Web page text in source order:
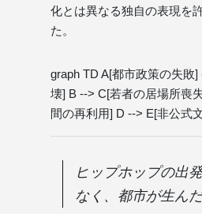
化とは異なる独自の表現を
た。
graph TD A[都市政策の失敗
壊] B --> C[若者の居場所喪
間の再利用] D --> E[非公式
ヒップホップの出
なく、都市が生ん